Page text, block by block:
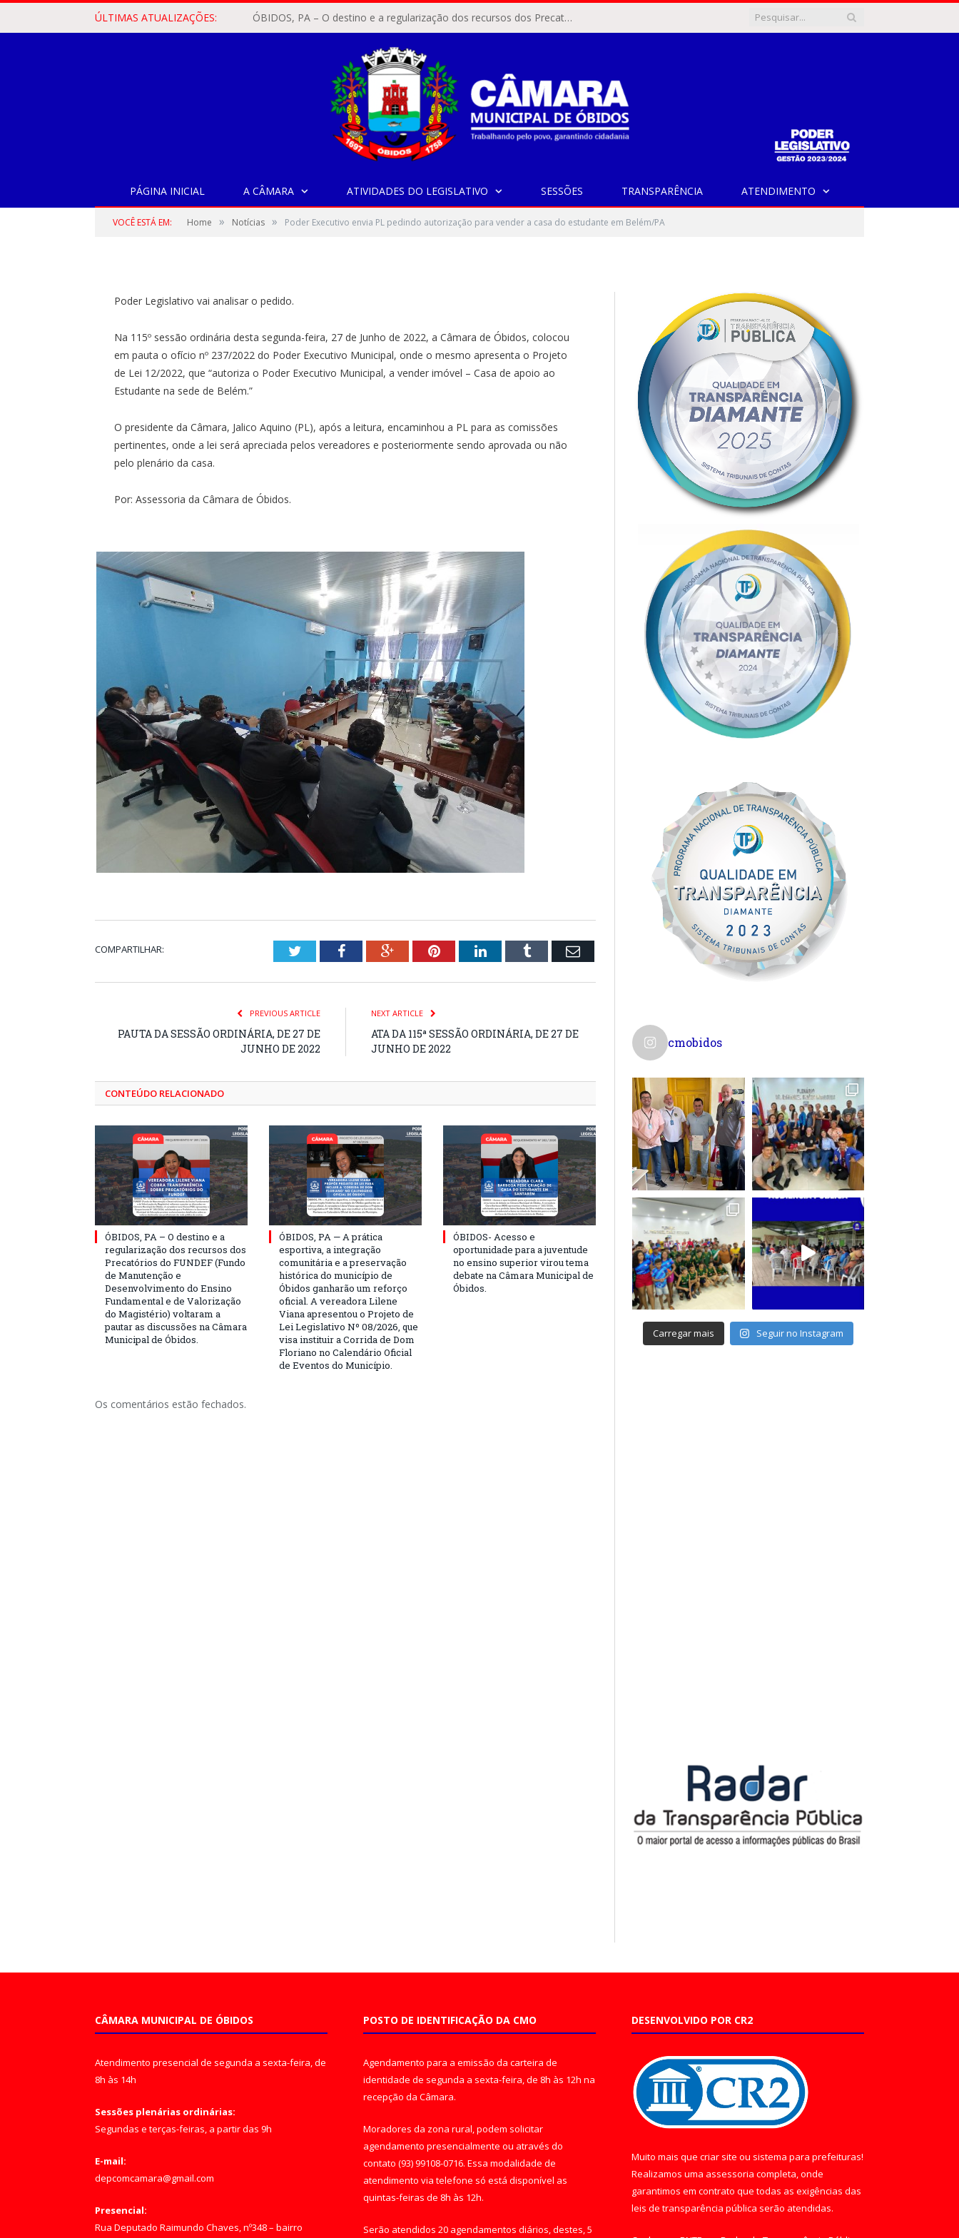
ÚLTIMAS ATUALIZAÇÕES: ÓBIDOS, PA – O destino e a regularização dos recursos dos Precatórios do FUNDEF (Fundo de Manutenção e Desenvolvimento do Ensino Fundamental e de Valorização do Magistério) voltaram a pautar as discussões na Câmara Municipal de Óbidos.
PÁGINA INICIAL A CÂMARA ATIVIDADES DO LEGISLATIVO SESSÕES TRANSPARÊNCIA ATENDIMENTO
VOCÊ ESTÁ EM: Home » Notícias » Poder Executivo envia PL pedindo autorização para vender a casa do estudante em Belém/PA
Poder Executivo envia PL pedindo
autorização para vender a casa do estudante
em Belém/PA
Poder Legislativo vai analisar o pedido.
Na 115º sessão ordinária desta segunda-feira, 27 de Junho de 2022, a Câmara de Óbidos, colocou
em pauta o ofício nº 237/2022 do Poder Executivo Municipal, onde o mesmo apresenta o Projeto
de Lei 12/2022, que “autoriza o Poder Executivo Municipal, a vender imóvel – Casa de apoio ao
Estudante na sede de Belém.”
O presidente da Câmara, Jalico Aquino (PL), após a leitura, encaminhou a PL para as comissões
pertinentes, onde a lei será apreciada pelos vereadores e posteriormente sendo aprovada ou não
pelo plenário da casa.
Por: Assessoria da Câmara de Óbidos.
COMPARTILHAR: TwitterFacebookGoogle+PinterestLinkedInTumblr Email
PREVIOUS ARTICLE
PAUTA DA SESSÃO ORDINÁRIA, DE 27 DE
JUNHO DE 2022
NEXT ARTICLE
ATA DA 115ª SESSÃO ORDINÁRIA, DE 27 DE
JUNHO DE 2022
CONTEÚDO RELACIONADO
ÓBIDOS, PA – O destino e a
regularização dos recursos dos
Precatórios do FUNDEF (Fundo
de Manutenção e
Desenvolvimento do Ensino
Fundamental e de Valorização
do Magistério) voltaram a
pautar as discussões na Câmara
Municipal de Óbidos.
ÓBIDOS, PA — A prática
esportiva, a integração
comunitária e a preservação
histórica do município de
Óbidos ganharão um reforço
oficial. A vereadora Lilene
Viana apresentou o Projeto de
Lei Legislativo Nº 08/2026, que
visa instituir a Corrida de Dom
Floriano no Calendário Oficial
de Eventos do Município.
ÓBIDOS- Acesso e
oportunidade para a juventude
no ensino superior virou tema
debate na Câmara Municipal de
Óbidos.
Os comentários estão fechados.
cmobidos
Carregar mais Seguir no Instagram
CÂMARA MUNICIPAL DE ÓBIDOS
Atendimento presencial de segunda a sexta-feira, de
8h às 14h
Sessões plenárias ordinárias:
Segundas e terças-feiras, a partir das 9h
E-mail:
depcomcamara@gmail.com
Presencial:
Rua Deputado Raimundo Chaves, nº348 – bairro
POSTO DE IDENTIFICAÇÃO DA CMO
Agendamento para a emissão da carteira de
identidade de segunda a sexta-feira, de 8h às 12h na
recepção da Câmara.
Moradores da zona rural, podem solicitar
agendamento presencialmente ou através do
contato (93) 99108-0716. Essa modalidade de
atendimento via telefone só está disponível as
quintas-feiras de 8h às 12h.
Serão atendidos 20 agendamentos diários, destes, 5
DESENVOLVIDO POR CR2
Muito mais que criar site ou sistema para prefeituras!
Realizamos uma assessoria completa, onde
garantimos em contrato que todas as exigências das
leis de transparência pública serão atendidas.